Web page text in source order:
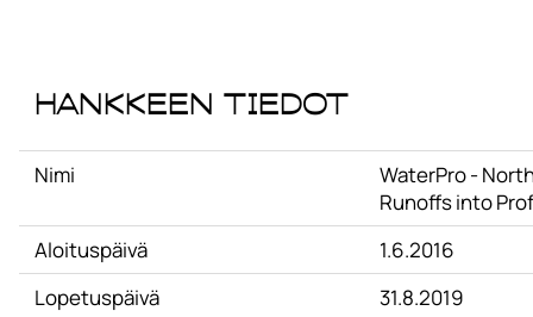
Hankkeen tiedot
Nimi
WaterPro -
Runoffs into
Aloituspäivä
1.6.2016
Lopetuspäivä
31.8.2019